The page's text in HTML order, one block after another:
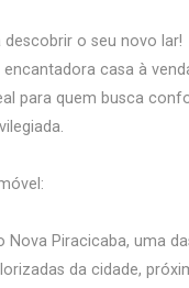
o seu novo lar!
casa à
para quem busca
Nova Piracicaba, uma
da cidade,